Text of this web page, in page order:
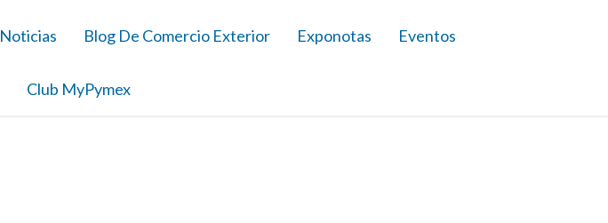
Noticias Blog De Comercio Exterior Exponotas Eventos
Club MyPymex